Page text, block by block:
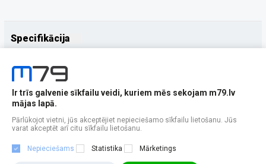
Specifikācija
Papildus
Ir trīs galvenie sīkfailu veidi, kuriem mēs sekojam m79.lv
mājas lapā.
Pārlūkojot vietni, jūs akceptējiet nepieciešamo sīkfailu lietošanu. Jūs
varat akceptēt arī citu sīkfailu lietošanu.
Nepieciešams Statistika Mārketings